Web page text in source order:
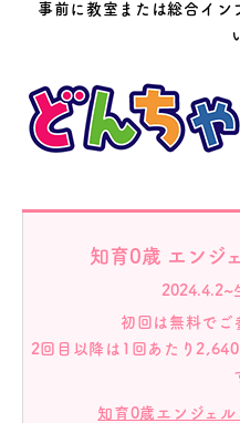
事前に教室または総合イン
知育0歳 エンジ
2024.4.2~
初回は無料でご
2回目以降は1回あたり
知育0歳エンジェ